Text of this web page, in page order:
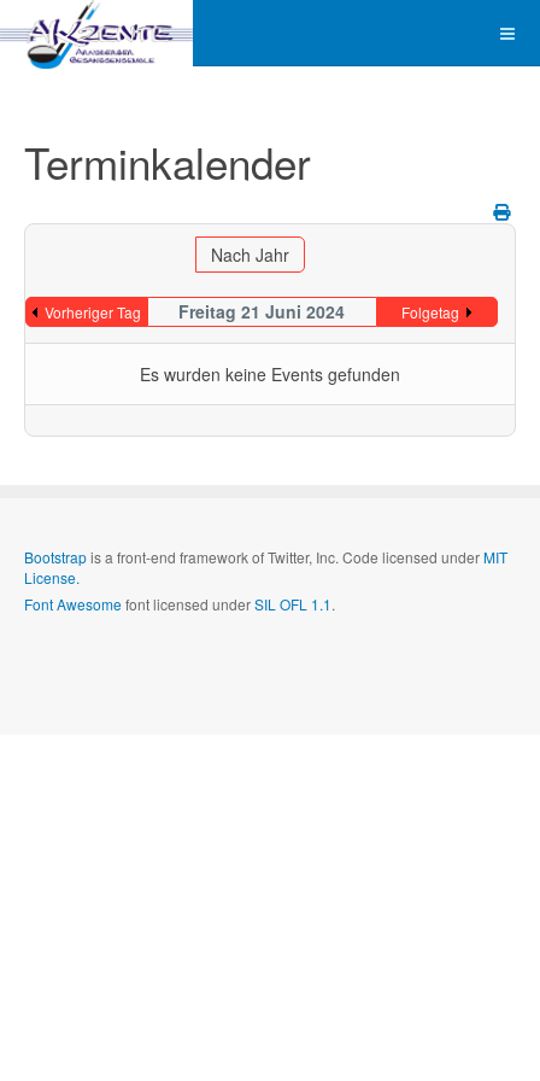
Terminkalender
Nach Jahr
Vorheriger Tag Freitag 21 Juni 2024 Folgetag
Es wurden keine Events gefunden
Bootstrapis a front-end framework of Twitter, Inc. Code licensed underMIT
License.
Font Awesomefont licensed underSIL OFL 1.1.